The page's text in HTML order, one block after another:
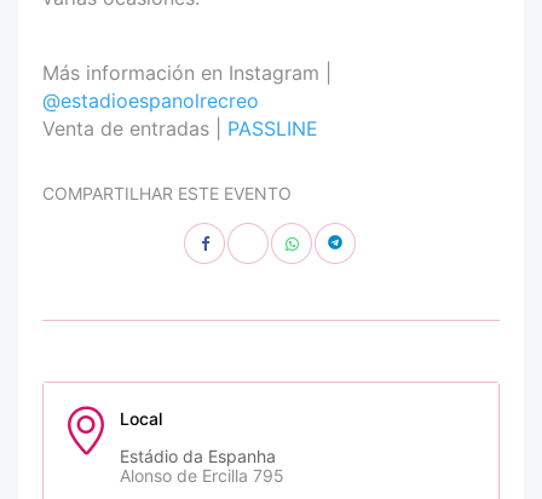
Más información en Instagram |
@estadioespanolrecreo
Venta de entradas | PASSLINE
COMPARTILHAR ESTE EVENTO
Local
Estádio da Espanha
Alonso de Ercilla 795